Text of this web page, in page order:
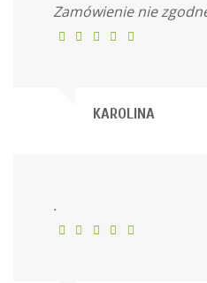
Zamówienie nie
KAROLINA
.